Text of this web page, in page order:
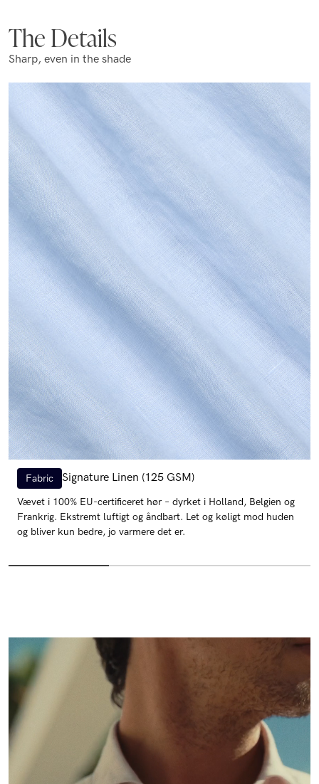
The Details
Sharp, even in the shade
Fabric Signature Linen (125 GSM)
Vævet i 100% EU-certificeret hør – dyrket i Holland, Belgien og
Frankrig. Ekstremt luftigt og åndbart. Let og køligt mod huden
og bliver kun bedre, jo varmere det er.